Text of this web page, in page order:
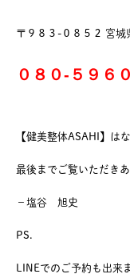
〒９８３-０８５２ 宮
０８０-５９６
【健美整体ASAHI】は
最後までご覧いただき
−塩谷 旭史
PS.
LINEでのご予約も出来